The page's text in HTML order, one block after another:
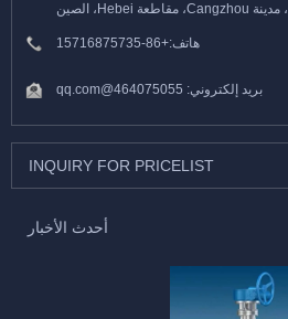
هاتف:+86-15716875735
بريد إلكتروني: 464075055@qq.com
INQUIRY FOR PRICELIST
أحدث الأخبار